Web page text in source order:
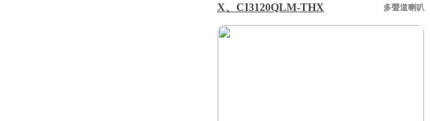
X、CI3120QLM-THX
多聲道喇叭